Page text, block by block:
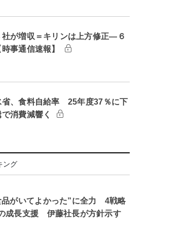
社が増収＝キリンは上方修正―６
事通信速報】
省、食料自給率 25年度37％に下
消費減響く
ング
品がいてよかった”に全力 4戦略
成長支援 伊藤社長が方針示す